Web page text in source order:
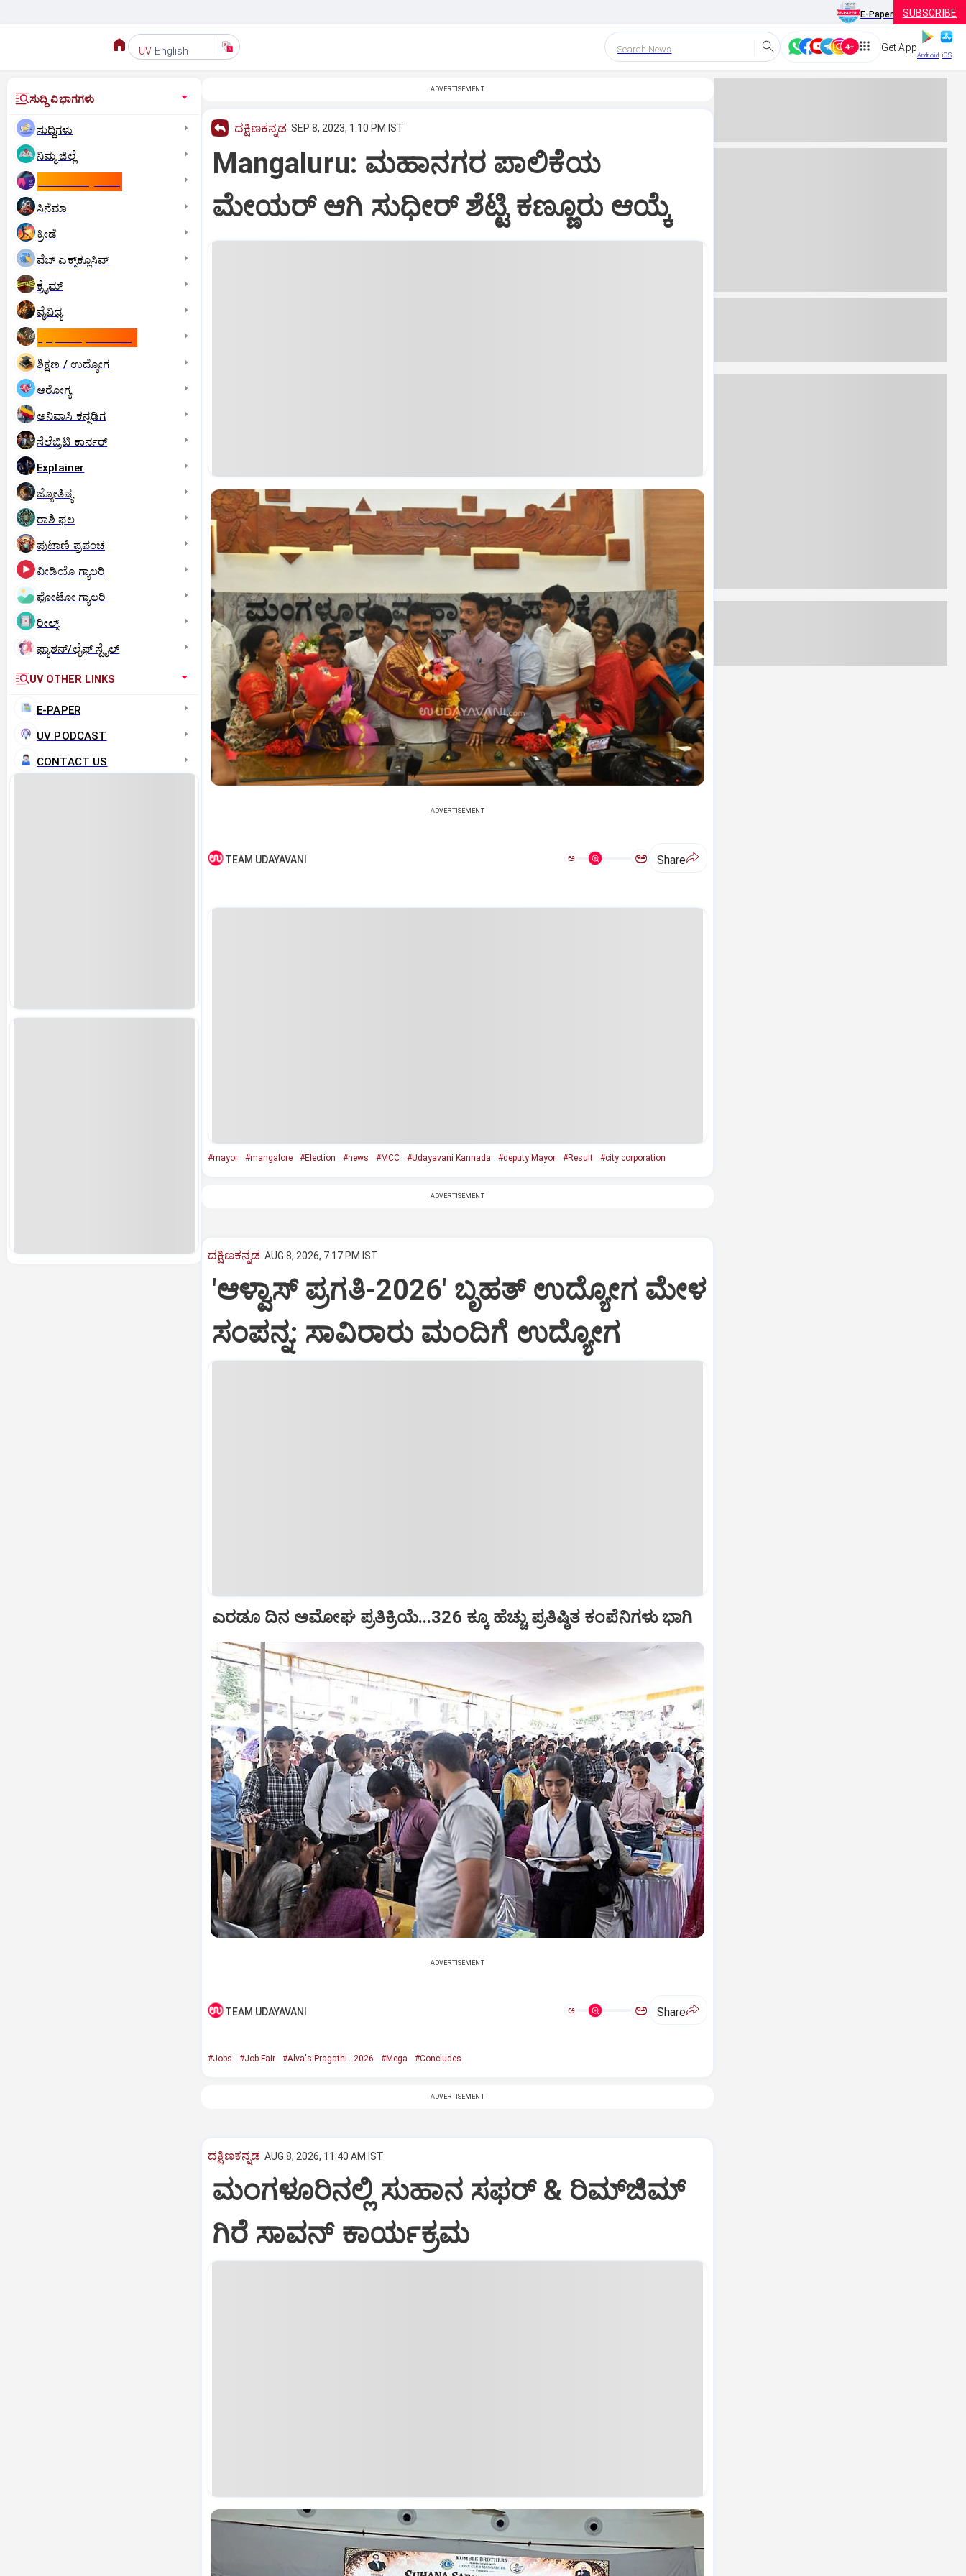
E-Paper SUBSCRIBE
UV English Search News Get App
Android iOS
ಸುದ್ದಿ ವಿಭಾಗಗಳು
ಸುದ್ದಿಗಳು
ನಿಮ್ಮ ಜಿಲ್ಲೆ
ಸಿನೆಮಾ
ಕ್ರೀಡೆ
ವೆಬ್ ಎಕ್ಸ್‌ಕ್ಲೂಸಿವ್
ಕ್ರೈಮ್
ವೈವಿಧ್ಯ
ಶಿಕ್ಷಣ / ಉದ್ಯೋಗ
ಆರೋಗ್ಯ
ಅನಿವಾಸಿ ಕನ್ನಡಿಗ
ಸೆಲೆಬ್ರಿಟಿ ಕಾರ್ನರ್‌
Explainer
ಜ್ಯೋತಿಷ್ಯ
ರಾಶಿ ಫಲ
ಪುಟಾಣಿ ಪ್ರಪಂಚ
ವೀಡಿಯೊ ಗ್ಯಾಲರಿ
ಫೋಟೋ ಗ್ಯಾಲರಿ
ರೀಲ್ಸ್
ಫ್ಯಾಶನ್/ಲೈಫ್‌ ಸ್ಟೈಲ್
UV OTHER LINKS
E-PAPER
UV PODCAST
CONTACT US
ADVERTISEMENT
ದಕ್ಷಿಣಕನ್ನಡ SEP 8, 2023, 1:10 PM IST
Mangaluru: ಮಹಾನಗರ ಪಾಲಿಕೆಯ
ಮೇಯರ್ ಆಗಿ ಸುಧೀರ್ ಶೆಟ್ಟಿ ಕಣ್ಣೂರು ಆಯ್ಕೆ
ADVERTISEMENT
TEAM UDAYAVANI ಅ ಅ Share
#mayor #mangalore #Election #news #MCC #Udayavani Kannada #deputy Mayor #Result #city corporation
ADVERTISEMENT
ದಕ್ಷಿಣಕನ್ನಡ AUG 8, 2026, 7:17 PM IST
'ಆಳ್ವಾಸ್‌ ಪ್ರಗತಿ-2026' ಬೃಹತ್ ಉದ್ಯೋಗ ಮೇಳ
ಸಂಪನ್ನ: ಸಾವಿರಾರು ಮಂದಿಗೆ ಉದ್ಯೋಗ
ಎರಡೂ ದಿನ ಅಮೋಘ ಪ್ರತಿಕ್ರಿಯೆ...326 ಕ್ಕೂ ಹೆಚ್ಚು ಪ್ರತಿಷ್ಠಿತ ಕಂಪೆನಿಗಳು ಭಾಗಿ
ADVERTISEMENT
TEAM UDAYAVANI ಅ ಅ Share
#Jobs #Job Fair #Alva's Pragathi - 2026 #Mega #Concludes
ADVERTISEMENT
ದಕ್ಷಿಣಕನ್ನಡ AUG 8, 2026, 11:40 AM IST
ಮಂಗಳೂರಿನಲ್ಲಿ ಸುಹಾನ ಸಫರ್ & ರಿಮ್‌ಜಿಮ್
ಗಿರೆ ಸಾವನ್ ಕಾರ್ಯಕ್ರಮ